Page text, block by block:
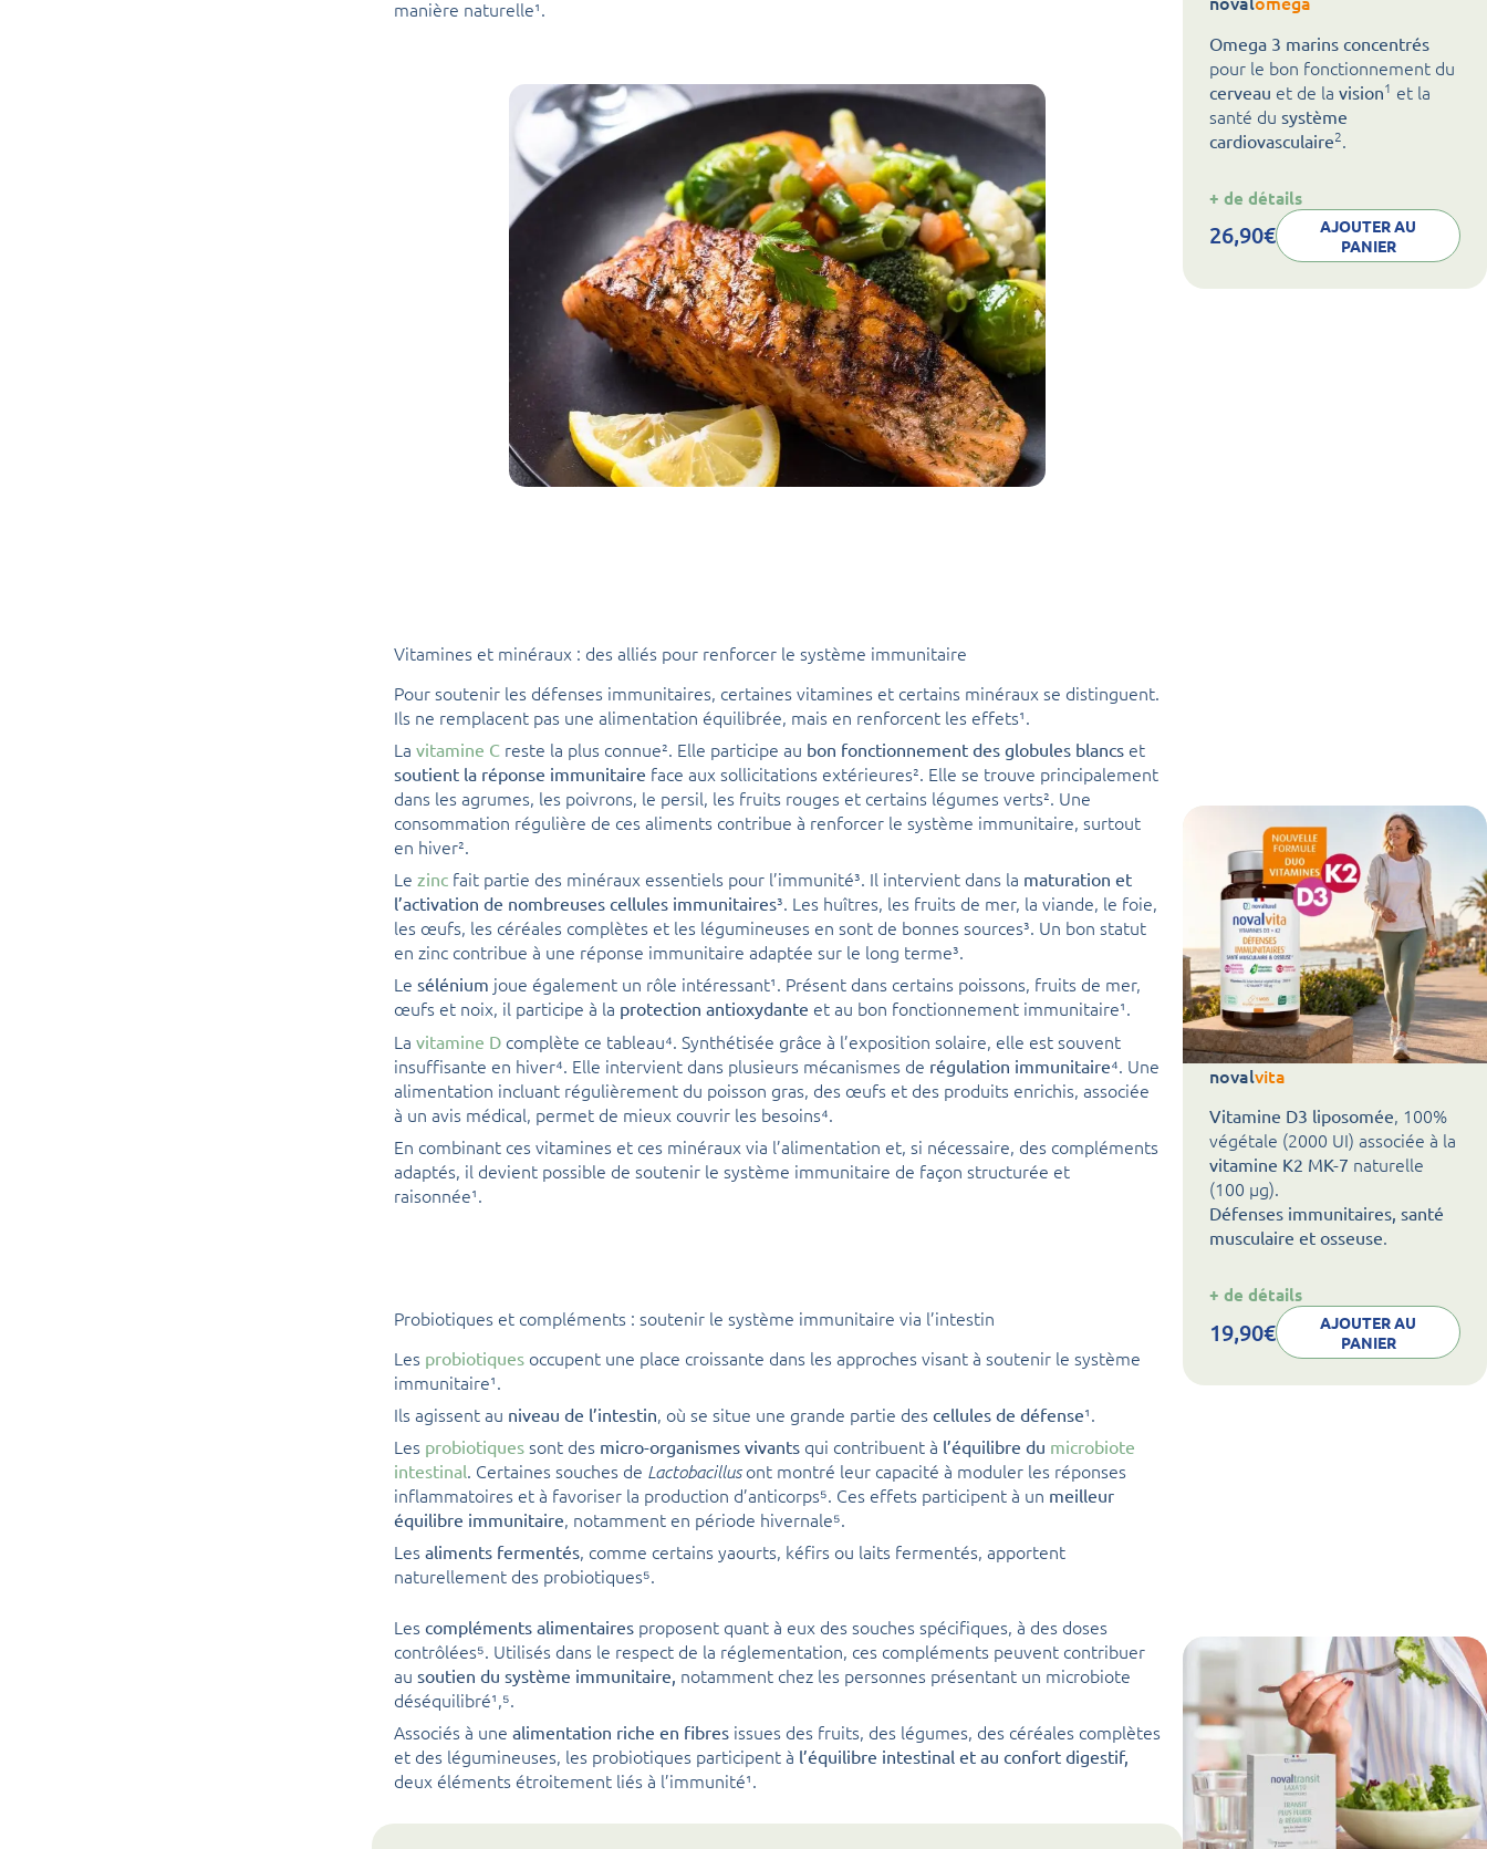
manière naturelle¹.
Omega 3 marins concentrés
pour le bon fonctionnement du
cerveau et de lavision1 et la
santé du système
cardiovasculaire2.
+ de détails:
novalomega
26,90€
AJOUTER AU
PANIER
Vitamines et minéraux : des alliés pour renforcer le système immunitaire
Pour soutenir les défenses immunitaires, certaines vitamines et certains minéraux se distinguent.
Ils ne remplacent pas une alimentation équilibrée, mais en renforcent les effets¹.
La vitamine C reste la plus connue². Elle participe au bon fonctionnement des globules blancs et
soutient la réponse immunitaire face aux sollicitations extérieures². Elle se trouve principalement
dans les agrumes, les poivrons, le persil, les fruits rouges et certains légumes verts². Une
consommation régulière de ces aliments contribue à renforcer le système immunitaire, surtout
en hiver².
Le zinc fait partie des minéraux essentiels pour l’immunité³. Il intervient dans la maturation et
l’activation de nombreuses cellules immunitaires³. Les huîtres, les fruits de mer, la viande, le foie,
les œufs, les céréales complètes et les légumineuses en sont de bonnes sources³. Un bon statut
en zinc contribue à une réponse immunitaire adaptée sur le long terme³.
Le sélénium joue également un rôle intéressant¹. Présent dans certains poissons, fruits de mer,
œufs et noix, il participe à la protection antioxydante et au bon fonctionnement immunitaire¹.
La vitamine D complète ce tableau⁴. Synthétisée grâce à l’exposition solaire, elle est souvent
insuffisante en hiver⁴. Elle intervient dans plusieurs mécanismes de régulation immunitaire⁴. Une
alimentation incluant régulièrement du poisson gras, des œufs et des produits enrichis, associée
à un avis médical, permet de mieux couvrir les besoins⁴.
En combinant ces vitamines et ces minéraux via l’alimentation et, si nécessaire, des compléments
adaptés, il devient possible de soutenir le système immunitaire de façon structurée et
raisonnée¹.
novalvita
Vitamine D3 liposomée, 100%
végétale (2000 UI) associée à la
vitamine K2 MK-7 naturelle
(100 µg).
Défenses immunitaires, santé
musculaire et osseuse.
+ de détails:
novalvita
19,90€
AJOUTER AU
PANIER
Probiotiques et compléments : soutenir le système immunitaire via l’intestin
Les probiotiques occupent une place croissante dans les approches visant à soutenir le système
immunitaire¹.
Ils agissent au niveau de l’intestin, où se situe une grande partie des cellules de défense¹.
Les probiotiques sont des micro-organismes vivants qui contribuent à l’équilibre du microbiote
intestinal. Certaines souches de Lactobacillus ont montré leur capacité à moduler les réponses
inflammatoires et à favoriser la production d’anticorps⁵. Ces effets participent à un meilleur
équilibre immunitaire, notamment en période hivernale⁵.
Les aliments fermentés, comme certains yaourts, kéfirs ou laits fermentés, apportent
naturellement des probiotiques⁵.
Les compléments alimentaires proposent quant à eux des souches spécifiques, à des doses
contrôlées⁵. Utilisés dans le respect de la réglementation, ces compléments peuvent contribuer
au soutien du système immunitaire, notamment chez les personnes présentant un microbiote
déséquilibré¹,⁵.
Associés à une alimentation riche en fibres issues des fruits, des légumes, des céréales complètes
et des légumineuses, les probiotiques participent à l’équilibre intestinal et au confort digestif,
deux éléments étroitement liés à l’immunité¹.